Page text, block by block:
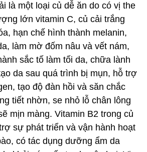
là một loại củ dễ ăn do có vị the
lớn vitamin C, củ cải trắng
hạn chế hình thành melanin,
làm mờ đốm nâu và vết nám,
sắc tố làm tối da, chữa lành
da sau quá trình bị mụn, hỗ trợ
tạo độ đàn hồi và săn chắc
tiết nhờn, se nhỏ lỗ chân lông
mịn màng. Vitamin B2 trong củ
sự phát triển và vận hành hoạt
có tác dụng dưỡng ẩm da